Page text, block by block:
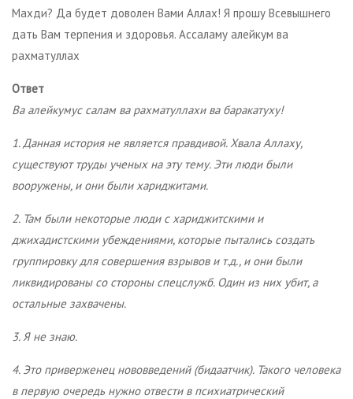
Махди? Да будет доволен Вами Аллах! Я прошу Всевышнего
дать Вам терпения и здоровья. Ассаламу алейкум ва
рахматуллах
Ответ
Ва алейкумус салам ва рахматуллахи ва баракатуху!
1. Данная история не является правдивой. Хвала Аллаху,
существуют труды ученых на эту тему. Эти люди были
вооружены, и они были хариджитами.
2. Там были некоторые люди с хариджитскими и
джихадистскими убеждениями, которые пытались создать
группировку для совершения взрывов и т.д., и они были
ликвидированы со стороны спецслужб. Один из них убит, а
остальные захвачены.
3. Я не знаю.
4. Это приверженец нововведений (бидаатчик). Такого человека
в первую очередь нужно отвести в психиатрический